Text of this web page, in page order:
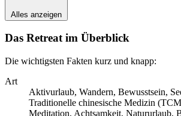
Alles anzeigen
Das Retreat im Überblick
Die wichtigsten Fakten kurz und knapp:
Art
Aktivurlaub, Wandern, Bewusstsein,
Traditionelle chinesische Medizin
Meditation, Achtsamkeit, Natururlaub,